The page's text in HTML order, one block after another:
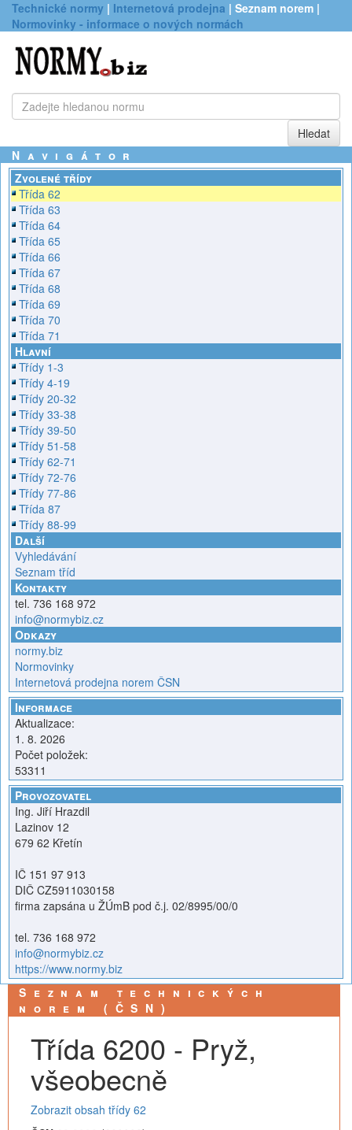
Technické normy | Internetová prodejna | Seznam norem |
Normovinky - informace o nových normách
Navigátor
Zvolené třídy
Třída 62
Třída 63
Třída 64
Třída 65
Třída 66
Třída 67
Třída 68
Třída 69
Třída 70
Třída 71
Hlavní
Třídy 1-3
Třídy 4-19
Třídy 20-32
Třídy 33-38
Třídy 39-50
Třídy 51-58
Třídy 62-71
Třídy 72-76
Třídy 77-86
Třída 87
Třídy 88-99
Další
Vyhledávání
Seznam tříd
Kontakty
tel. 736 168 972
info@normybiz.cz
Odkazy
normy.biz
Normovinky
Internetová prodejna norem ČSN
Informace
Aktualizace:
1. 8. 2026
Počet položek:
53311
Provozovatel
Ing. Jiří Hrazdil
Lazinov 12
679 62 Křetín
IČ 151 97 913
DIČ CZ5911030158
firma zapsána u ŽÚmB pod č.j. 02/8995/00/0
tel. 736 168 972
info@normybiz.cz
https://www.normy.biz
Seznam technických
norem (ČSN)
Třída 6200 - Pryž,
všeobecně
Zobrazit obsah třídy 62